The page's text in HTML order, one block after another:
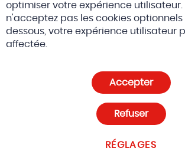
© 2026 Altreda SAS CGV
Paramètres des cookies
optimiser votre expérience utilisateur.
n'acceptez pas les cookies
dessous, votre expérience utilisateur
affectée.
Accepter
RÉGLAGES
Refuser